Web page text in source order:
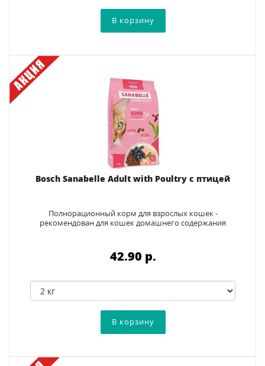
Bosch Sanabelle Adult with Poultry с птицей
Полнорационный корм для взрослых кошек -
рекомендован для кошек домашнего содержания
42.90 p.